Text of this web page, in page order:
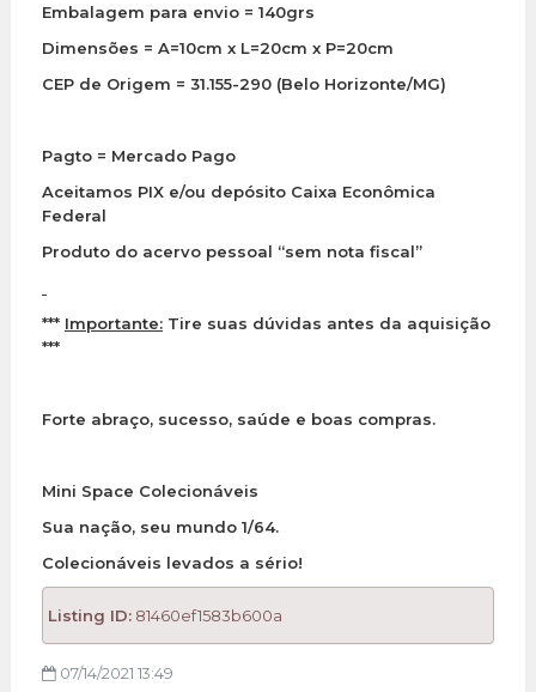
Embalagem para envio = 140grs
Dimensões = A=10cm x L=20cm x P=20cm
CEP de Origem = 31.155-290 (Belo Horizonte/MG)
Pagto = Mercado Pago
Aceitamos PIX e/ou depósito Caixa Econômica
Federal
Produto do acervo pessoal “sem nota fiscal”
*** Importante: Tire suas dúvidas antes da aquisição
***
Forte abraço, sucesso, saúde e boas compras.
Mini Space Colecionáveis
Sua nação, seu mundo 1/64.
Colecionáveis levados a sério!
Listing ID: 81460ef1583b600a
07/14/2021 13:49